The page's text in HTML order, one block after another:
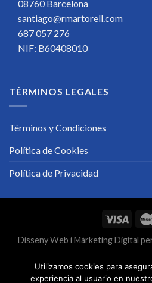
08760 Barcelona
santiago@rmartorell.com
687 057 276
NIF: B60408010
TÉRMINOS LEGALES
Términos y Condiciones
Política de Cookies
Política de Privacidad
Disseny Web iMàrketing Digital
Utilizamos cookies para
experiencia al usuario en